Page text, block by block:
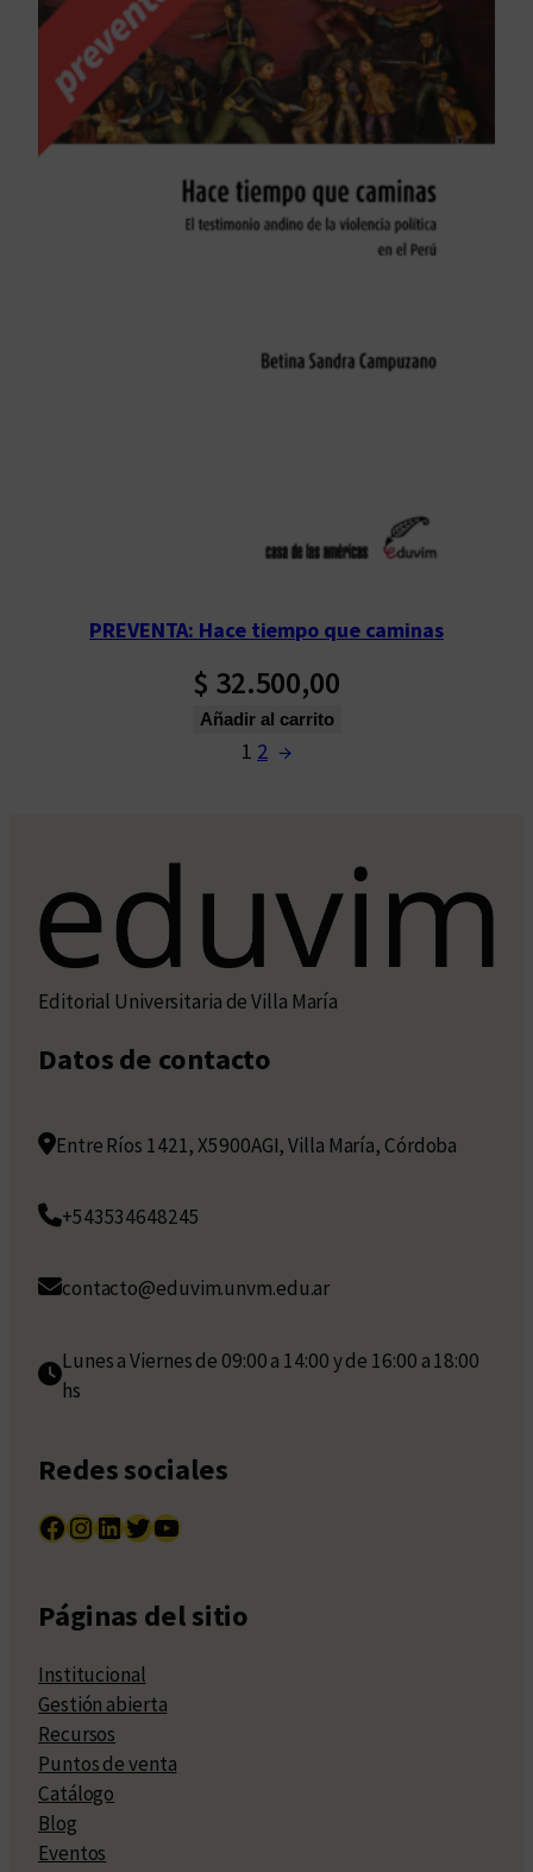
PREVENTA: Hace tiempo que caminas
$ 32.500,00
Añadir al carrito
1 2 →
Editorial Universitaria de Villa María
Datos de contacto
Entre Ríos 1421, X5900AGI, Villa María, Córdoba
+543534648245
contacto@eduvim.unvm.edu.ar
Lunes a Viernes de 09:00 a 14:00 y de 16:00 a 18:00
hs
Redes sociales
Facebook InstagramLinkedIn Twitter YouTube
Páginas del sitio
Institucional
Gestión abierta
Recursos
Puntos de venta
Catálogo
Blog
Eventos